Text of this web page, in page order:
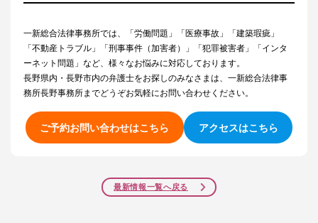
一新総合法律事務所では、「労働問題」「医療事故」「建築瑕疵」
「不動産トラブル」「刑事事件（加害者）」「犯罪被害者」「インタ
ーネット問題」など、様々なお悩みに対応しております。
長野県内・長野市内の弁護士をお探しのみなさまは、一新総合法律事
務所長野事務所までどうぞお気軽にお問い合わせください。
ご予約お問い合わせはこちら アクセスはこちら
最新情報一覧へ戻る